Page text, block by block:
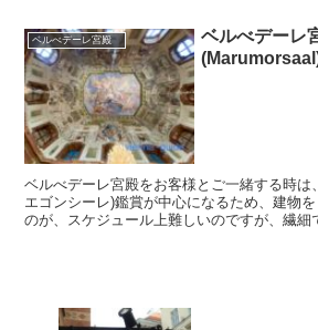
ベルべデーレ宮殿
ベルべデーレ
ベルべデーレ宮殿をお客様とご一緒する時は
エゴンシーレ)鑑賞が中心になるため、建物
のが、スケジュール上難しいのですが、繊細